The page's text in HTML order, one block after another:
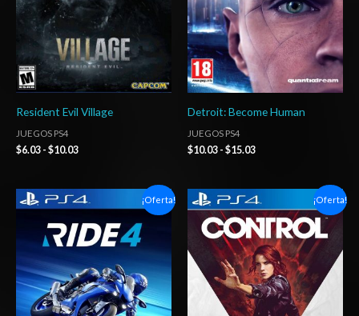
Resident Evil Village
JUEGOS PS4
$6.03 - $10.03
Detroit: Become Human
JUEGOS PS4
$10.03 - $15.03
¡Oferta!
Rango
de
precios:
desde
$6.03
hasta
$10.03
¡Oferta!
Rango
de
precios:
desde
$6.03
hasta
$10.03